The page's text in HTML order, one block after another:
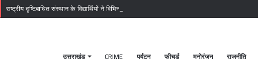
राष्ट्रीय दृष्टिबाधित संस्थान के विद्यार्थियों ने विभिन्न समस्याओं के समाधान की उठाई मांग
उत्तराखंड CRIME पर्यटन फीचर्ड मनोरंजन राजनीति